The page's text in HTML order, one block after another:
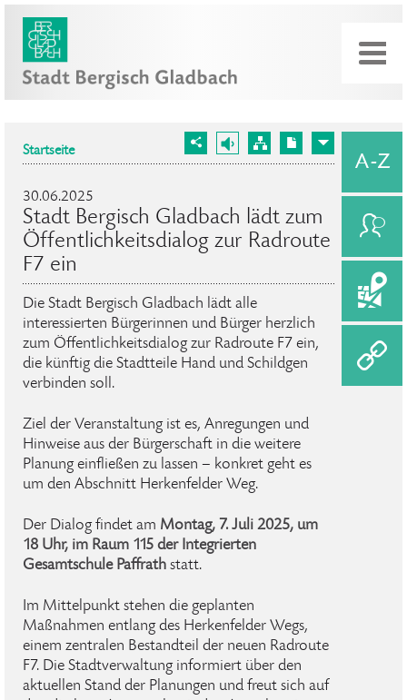
Startseite
30.06.2025
Stadt Bergisch Gladbach lädt zum
Öffentlichkeitsdialog zur Radroute
F7 ein
Die Stadt Bergisch Gladbach lädt alle
interessierten Bürgerinnen und Bürger herzlich
zum Öffentlichkeitsdialog zur Radroute F7 ein,
die künftig die Stadtteile Hand und Schildgen
verbinden soll.
Ziel der Veranstaltung ist es, Anregungen und
Hinweise aus der Bürgerschaft in die weitere
Planung einfließen zu lassen – konkret geht es
um den Abschnitt Herkenfelder Weg.
Der Dialog findet am Montag, 7. Juli 2025, um
18 Uhr, im Raum 115 der Integrierten
Gesamtschule Paffrath statt.
Im Mittelpunkt stehen die geplanten
Maßnahmen entlang des Herkenfelder Wegs,
einem zentralen Bestandteil der neuen Radroute
F7. Die Stadtverwaltung informiert über den
aktuellen Stand der Planungen und freut sich auf